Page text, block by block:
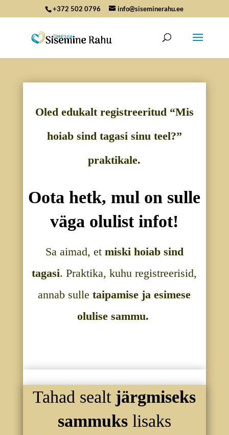
+372 502 0796 info@siseminerahu.ee
Oled edukalt registreeritud “Mis
hoiab sind tagasi sinu teel?”
praktikale.
Oota hetk, mul on sulle
väga olulist infot!
Sa aimad, et miski hoiab sind
tagasi.Praktika, kuhu registreerisid,
annab sulle taipamise ja esimese
olulise sammu.
Tahad sealt järgmiseks
sammuks lisaks